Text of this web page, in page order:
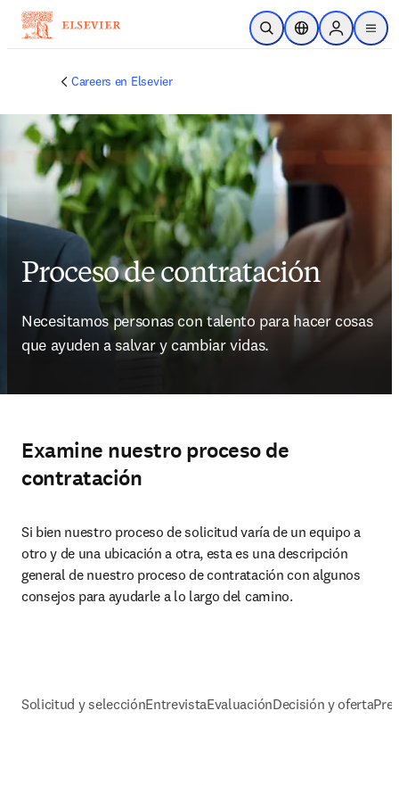
Saltar al contenido principal
Abrir búsqueda
Selector deSign in to
menu
Careers en Elsevier
Proceso de contratación
Necesitamos personas con talento para hacer cosas
que ayuden a salvar y cambiar vidas.
Examine nuestro proceso de
contratación
Si bien nuestro proceso de solicitud varía de un equipo a
otro y de una ubicación a otra, esta es una descripción
general de nuestro proceso de contratación con algunos
consejos para ayudarle a lo largo del camino.
Solicitud y selecciónEntrevistaEvaluaciónDecisión y oferta